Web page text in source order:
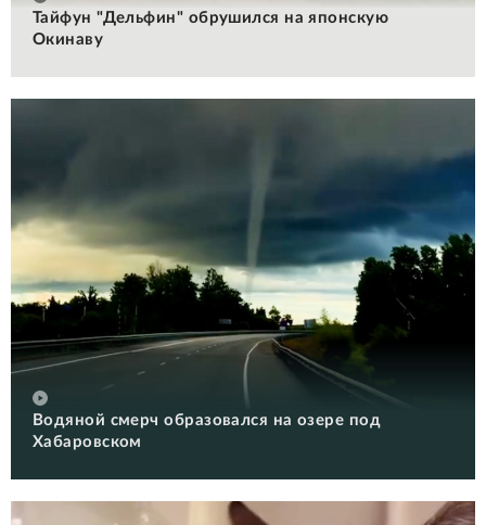
Тайфун "Дельфин" обрушился на японскую
Окинаву
Водяной смерч образовался на озере под
Хабаровском